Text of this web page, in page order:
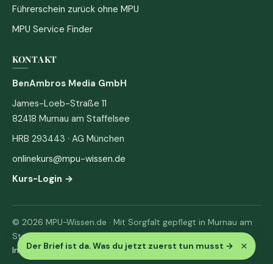
Der Brief ist da. Was du jetzt zuerst tun musst → ×
Führerschein zurück ohne MPU
MPU Service Finder
KONTAKT
BenAmbros Media GmbH
James-Loeb-Straße 11
82418 Murnau am Staffelsee
HRB 293443 · AG München
onlinekurs@mpu-wissen.de
Kurs-Login →
© 2026 MPU-Wissen.de · Mit Sorgfalt gepflegt in Murnau am
Staffelsee
Impressum· Datenschutz & AGB